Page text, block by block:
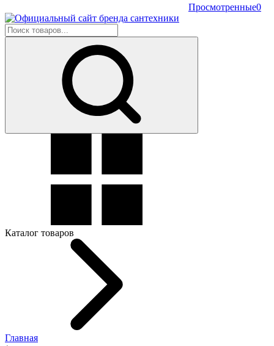
Просмотренные0
Каталог товаров
Главная